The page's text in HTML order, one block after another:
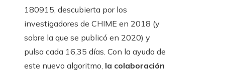
180915, descubierta por los
investigadores de CHIME en 2018 (y
sobre la que se publicó en 2020) y
pulsa cada 16,35 días. Con la ayuda de
este nuevo algoritmo, la colaboración